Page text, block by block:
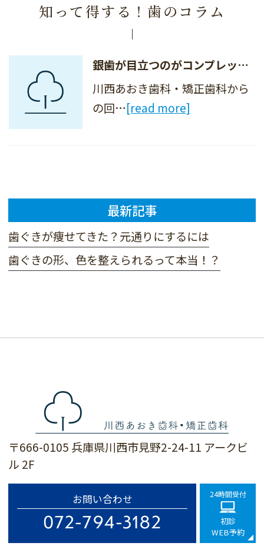
知って得する！歯のコラム
銀歯が目立つのがコンプレックスです。白くすることはできますか？
川西あおき歯科・矯正歯科から
の回…[read more]
最新記事
歯ぐきが痩せてきた？元通りにするには
歯ぐきの形、色を整えられるって本当！？
〒666-0105 兵庫県川西市見野2-24-11 アークビ
ル 2F
お問い合わせ
072-794-3182
24時間受付
初診
WEB予約